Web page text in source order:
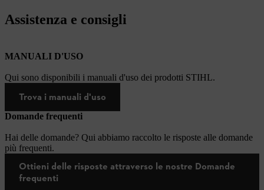
Assistenza e consigli
MANUALI D'USO
Qui sono disponibili i manuali d'uso dei prodotti STIHL.
Trova i manuali d'uso
Domande frequenti
Hai delle domande? Qui abbiamo raccolto le risposte alle domande
più frequenti.
Ottieni delle risposte attraverso le nostre Domande
frequenti